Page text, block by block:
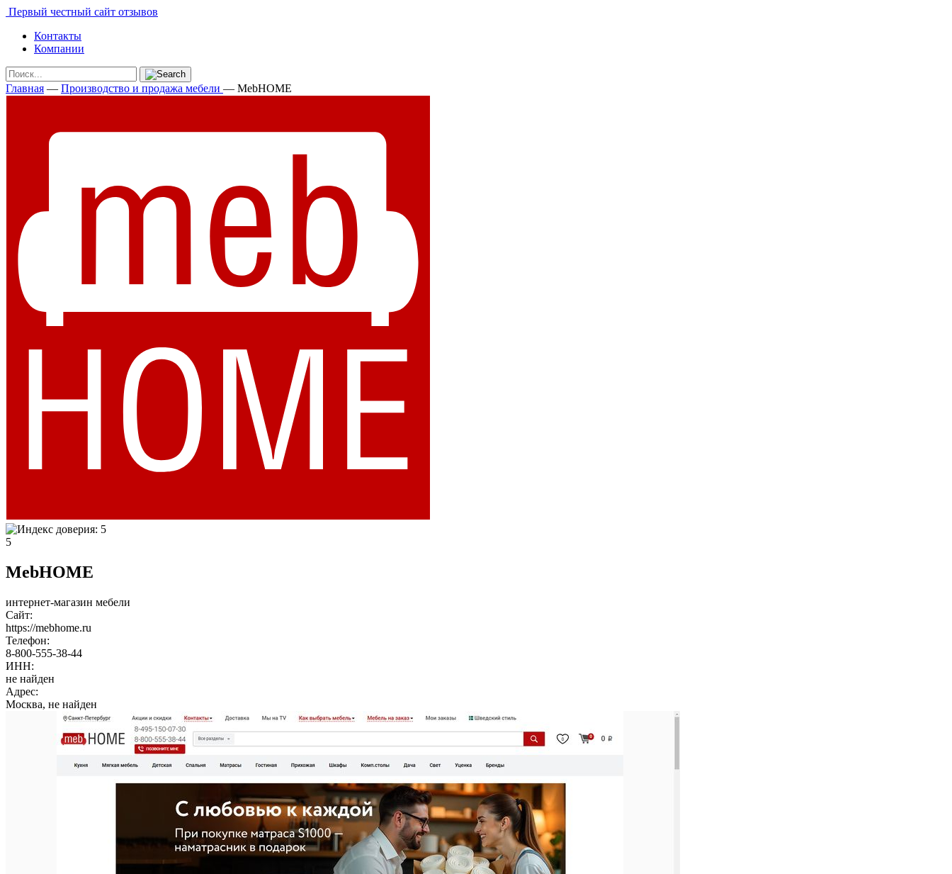
Первый честный сайт отзывов
Контакты
Компании
Главная — Производство и продажа мебели — MebHOME
5
MebHOME
интернет-магазин мебели
Сайт:
https://mebhome.ru
Телефон:
8-800-555-38-44
ИНН:
не найден
Адрес:
Москва, не найден